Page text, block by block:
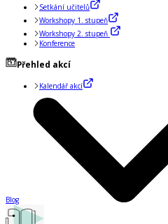
Setkání učitelů
Workshopy 1. stupeň
Workshopy 2. stupeň
Konference
Přehled akcí
Kalendář akcí
Blog